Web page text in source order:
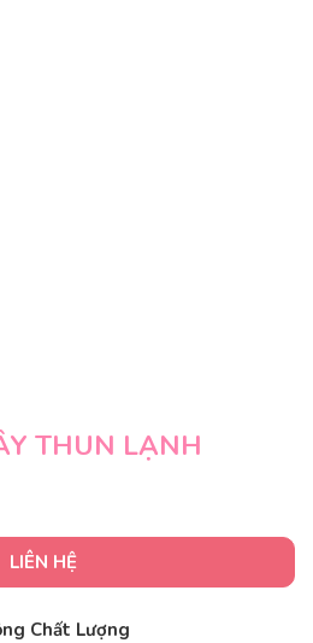
THUN LẠNH
LIÊN HỆ
Chất Lượng